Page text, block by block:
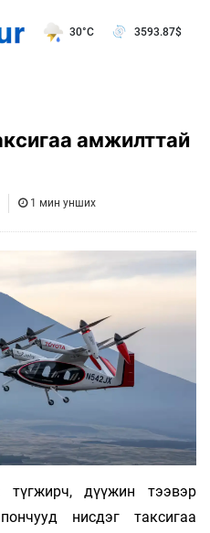
30°C 3593.87$
амжилттай
1 мин унших
дүүжин тээвэр
нисдэг таксигаа